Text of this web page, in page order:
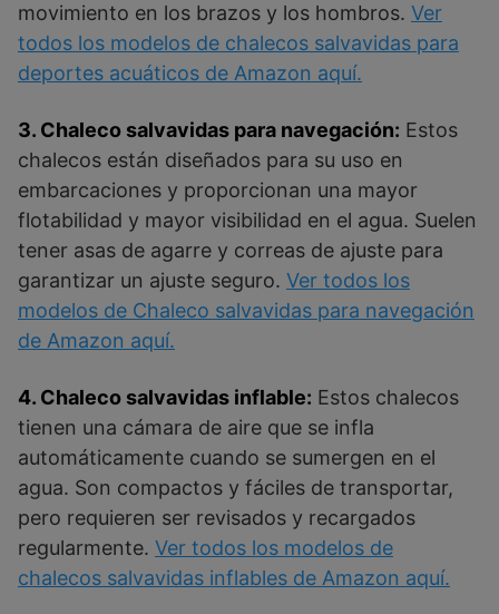
movimiento en los brazos y los hombros. Ver
todos los modelos de chalecos salvavidas para
deportes acuáticos de Amazon aquí.
3. Chaleco salvavidas para navegación: Estos
chalecos están diseñados para su uso en
embarcaciones y proporcionan una mayor
flotabilidad y mayor visibilidad en el agua. Suelen
tener asas de agarre y correas de ajuste para
garantizar un ajuste seguro. Ver todos los
modelos de Chaleco salvavidas para navegación
de Amazon aquí.
4. Chaleco salvavidas inflable: Estos chalecos
tienen una cámara de aire que se infla
automáticamente cuando se sumergen en el
agua. Son compactos y fáciles de transportar,
pero requieren ser revisados y recargados
regularmente. Ver todos los modelos de
chalecos salvavidas inflables de Amazon aquí.